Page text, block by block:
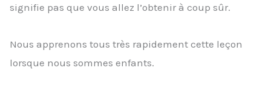
signifie pas que vous allez l’obtenir à coup sûr.
Nous apprenons tous très rapidement cette leçon
lorsque nous sommes enfants.